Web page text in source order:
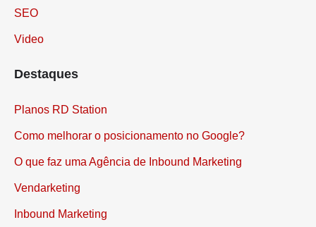
SEO
Video
Destaques
Planos RD Station
Como melhorar o posicionamento no Google?
O que faz uma Agência de Inbound Marketing
Vendarketing
Inbound Marketing